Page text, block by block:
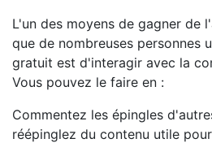
L'un des moyens de gagner de
que de nombreuses personnes
gratuit est d'interagir avec la
Vous pouvez le faire en :
Commentez les épingles
réépinglez du contenu utile